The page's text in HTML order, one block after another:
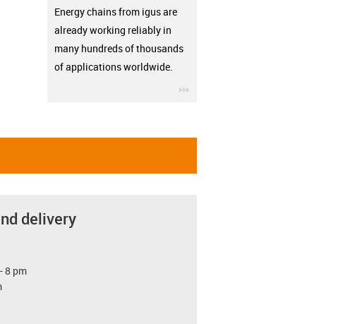
Energy chains from igus are
already working reliably in
many hundreds of thousands
of applications worldwide.
delivery
8 pm